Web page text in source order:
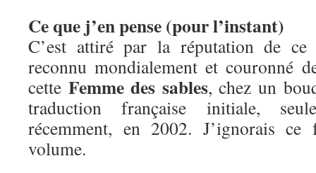
Ce que j’en pense (pour l’instant)
C’est attiré par la réputation de ce
reconnu mondialement et couronné
cette Femme des sables, chez un
traduction française initiale,
récemment, en 2002. J’ignorais
volume.